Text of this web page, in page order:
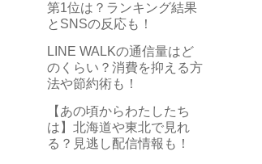
第1位は？ランキング結果
とSNSの反応も！
LINE WALKの通信量はど
のくらい？消費を抑える方
法や節約術も！
【あの頃からわたしたち
は】北海道や東北で見れ
る？見逃し配信情報も！